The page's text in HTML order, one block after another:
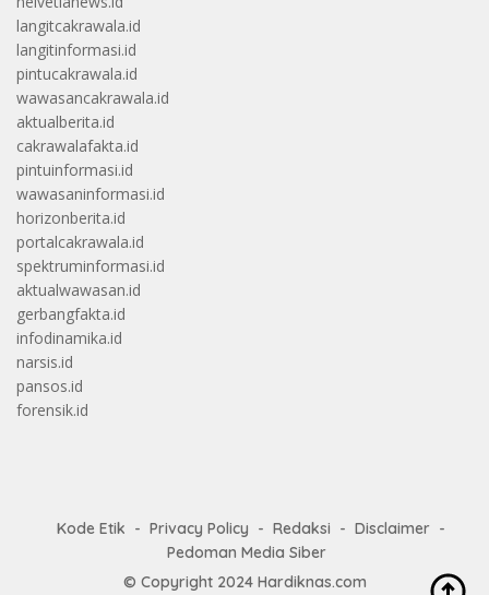
langitcakrawala.id
langitinformasi.id
pintucakrawala.id
wawasancakrawala.id
aktualberita.id
cakrawalafakta.id
pintuinformasi.id
wawasaninformasi.id
horizonberita.id
portalcakrawala.id
spektruminformasi.id
aktualwawasan.id
gerbangfakta.id
infodinamika.id
narsis.id
pansos.id
forensik.id
Kode Etik Privacy Policy Redaksi
Disclaimer
Pedoman Media Siber
© Copyright 2024 Hardiknas.com